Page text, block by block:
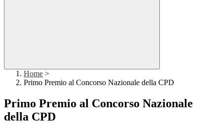
Home >
Primo Premio al Concorso Nazionale della CPD
Primo Premio al Concorso Nazionale
della CPD